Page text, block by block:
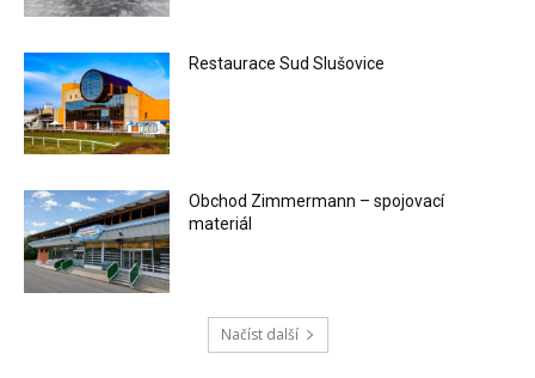
Restaurace Sud Slušovice
Obchod Zimmermann – spojovací
materiál
Načíst další